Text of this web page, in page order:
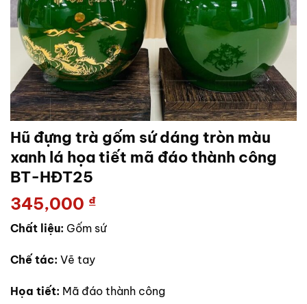
Hũ đựng trà gốm sứ dáng tròn màu
xanh lá họa tiết mã đáo thành công
BT-HĐT25
345,000 ₫
Chất liệu: Gốm sứ
Chế tác: Vẽ tay
Họa tiết: Mã đáo thành công